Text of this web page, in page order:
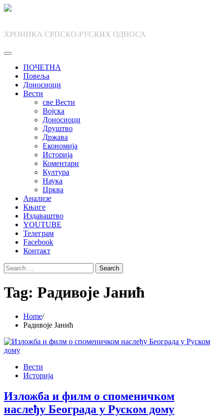
Skip
ХРОНИКА СРПСКО-РУСКИХ ОДНОСА
ПОЧЕТНА
Повеља
Доносиоци
Вести
све Вести
Војска
Доносиоци
Друштво
Држава
Економија
Историја
Коментари
Култура
Наука
Црква
Анализе
Књиге
Издаваштво
YOUTUBE
Телеграм
Facebook
Контакт
Search
for:
Tag: Радивоје Јанић
Home
Радивоје Јанић
Вести
Историја
Изложба и филм о споменичком
наслеђу Београда у Руском дому